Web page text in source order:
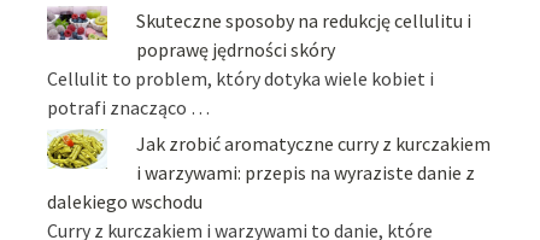
Skuteczne sposoby na redukcję cellulitu i
poprawę jędrności skóry
Cellulit to problem, który dotyka wiele kobiet i
potrafi znacząco …
Jak zrobić aromatyczne curry z kurczakiem
i warzywami: przepis na wyraziste danie z
dalekiego wschodu
Curry z kurczakiem i warzywami to danie, które